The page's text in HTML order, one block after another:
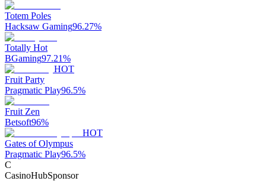
Totem Poles
Hacksaw Gaming96.27%
Totally Hot
BGaming97.21%
HOT
Fruit Party
Pragmatic Play96.5%
Fruit Zen
Betsoft96%
HOT
Gates of Olympus
Pragmatic Play96.5%
C
CasinoHubSponsor